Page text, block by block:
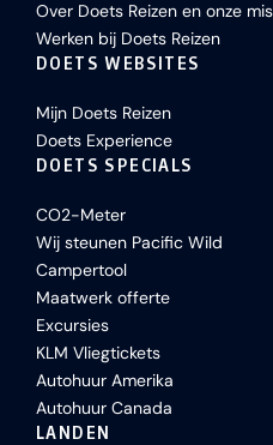
Over Doets Reizen en onze
Werken bij Doets Reizen
DOETS WEBSITES
Mijn Doets Reizen
Doets Experience
DOETS SPECIALS
CO2-Meter
Wij steunen Pacific Wild
Campertool
Maatwerk offerte
Excursies
KLM Vliegtickets
Autohuur Amerika
Autohuur Canada
LANDEN